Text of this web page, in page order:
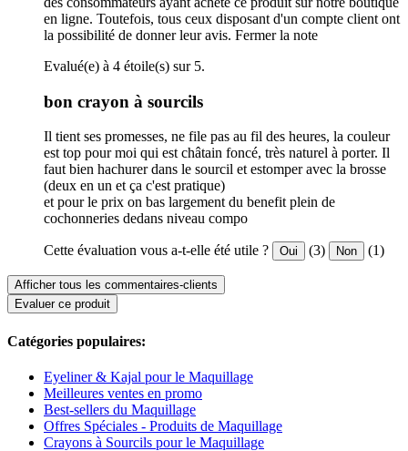
en ligne. Toutefois, tous ceux disposant d'un compte client ont
la possibilité de donner leur avis. Fermer la note
Evalué(e) à 4 étoile(s) sur 5.
bon crayon à sourcils
Il tient ses promesses, ne file pas au fil des heures, la couleur
est top pour moi qui est châtain foncé, très naturel à porter. Il
faut bien hachurer dans le sourcil et estomper avec la brosse
(deux en un et ça c'est pratique)
et pour le prix on bas largement du benefit plein de
cochonneries dedans niveau compo
Cette évaluation vous a-t-elle été utile ? Oui (3) Non (1)
Afficher tous les commentaires-clients
Evaluer ce produit
Catégories populaires:
Eyeliner & Kajal pour le Maquillage
Meilleures ventes en promo
Best-sellers du Maquillage
Offres Spéciales - Produits de Maquillage
Crayons à Sourcils pour le Maquillage